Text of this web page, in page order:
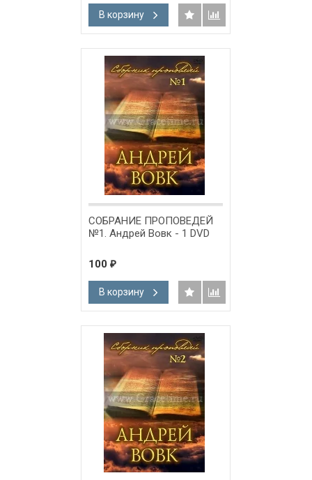
В корзину
СОБРАНИЕ ПРОПОВЕДЕЙ
№1. Андрей Вовк - 1 DVD
100 ₽
В корзину